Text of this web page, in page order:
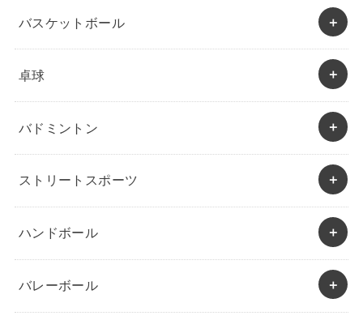
バスケットボール
卓球
バドミントン
ストリートスポーツ
ハンドボール
バレーボール